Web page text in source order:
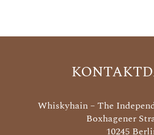
Whiskyhain – The
Boxhagener
10245